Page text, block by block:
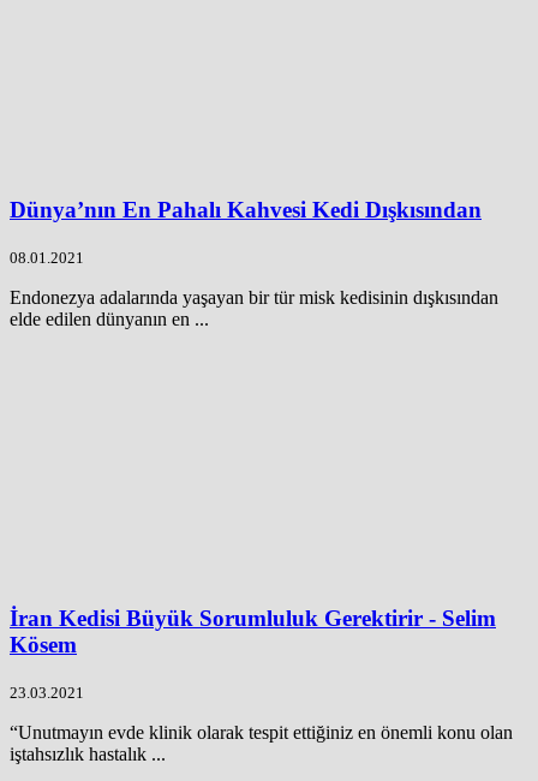
Dünya’nın En Pahalı Kahvesi Kedi Dışkısından
08.01.2021
Endonezya adalarında yaşayan bir tür misk kedisinin dışkısından
elde edilen dünyanın en ...
İran Kedisi Büyük Sorumluluk Gerektirir - Selim
Kösem
23.03.2021
“Unutmayın evde klinik olarak tespit ettiğiniz en önemli konu olan
iştahsızlık hastalık ...